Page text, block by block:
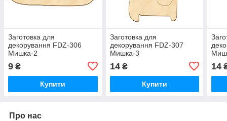
Заготовка для
декорування FDZ-306
Мишка-2
9 ₴
Купити
Заготовка для
декорування FDZ-307
Мишка-3
14₴
Купити
14
Про нас